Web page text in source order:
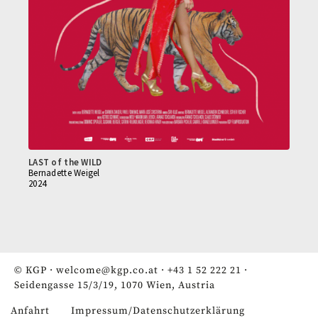
LAST of the WILD
Bernadette Weigel
2024
© KGP · welcome@kgp.co.at · +43 1 52 222 21 ·
Seidengasse 15/3/19, 1070 Wien, Austria
Anfahrt Impressum/Datenschutzerklärung